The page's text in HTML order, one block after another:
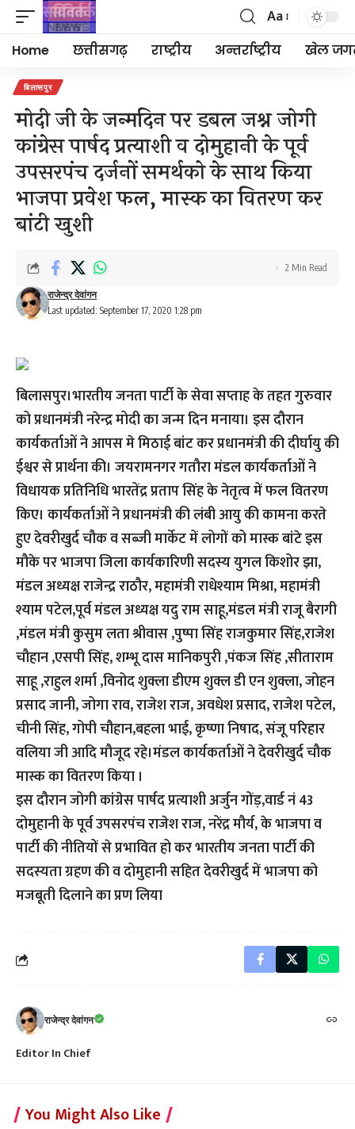
Font
Resizer
Aa
Home छत्तीसगढ़ राष्ट्रीय अन्तर्राष्ट्रीय खेल
बिलासपुर
मोदी जी के जन्मदिन पर डबल जश्न जोगी
कांग्रेस पार्षद प्रत्याशी व दोमुहानी के पूर्व
उपसरपंच दर्जनों समर्थको के साथ किया
भाजपा प्रवेश फल, मास्क का वितरण कर
बांटी खुशी
Last updated: September 17, 2020 1:28 pm
राजेन्द्र देवांगन
2 Min Read
बिलासपुर।भारतीय जनता पार्टी के सेवा सप्ताह के तहत गुरुवार
को प्रधानमंत्री नरेन्द्र मोदी का जन्म दिन मनाया। इस दौरान
कार्यकर्ताओं ने आपस मे मिठाई बांट कर प्रधानमंत्री की दीर्घायु की
ईश्वर से प्रार्थना की। जयरामनगर गतौरा मंडल कार्यकर्ताओं ने
विधायक प्रतिनिधि भारतेंद्र प्रताप सिंह के नेतृत्व में फल वितरण
किए। कार्यकर्ताओं ने प्रधानमंत्री की लंबी आयु की कामना करते
हुए देवरीखुर्द चौक व सब्जी मार्केट में लोगों को मास्क बांटे इस
मौके पर भाजपा जिला कार्यकारिणी सदस्य युगल किशोर झा,
मंडल अध्यक्ष राजेन्द्र राठौर, महामंत्री राधेश्याम मिश्रा, महामंत्री
श्याम पटेल,पूर्व मंडल अध्यक्ष यदु राम साहू,मंडल मंत्री राजू बैरागी
,मंडल मंत्री कुसुम लता श्रीवास ,पुष्पा सिंह राजकुमार सिंह,राजेश
चौहान ,एसपी सिंह, शम्भू दास मानिकपुरी ,पंकज सिंह ,सीताराम
साहू ,राहुल शर्मा ,विनोद शुक्ला डीएम शुक्ल डी एन शुक्ला, जोहन
प्रसाद जानी, जोगा राव, राजेश राज, अवधेश प्रसाद, राजेश पटेल,
चीनी सिंह, गोपी चौहान,बहला भाई, कृष्णा निषाद, संजू परिहार
वलिया जी आदि मौजूद रहे।मंडल कार्यकर्ताओं ने देवरीखुर्द चौक
मास्क का वितरण किया ।
इस दौरान जोगी कांग्रेस पार्षद प्रत्याशी अर्जुन गोंड़,वार्ड नं 43
दोमुहानी के पूर्व उपसरपंच राजेश राज, नरेंद्र मौर्य, के भाजपा व
पार्टी की नीतियों से प्रभावित हो कर भारतीय जनता पार्टी की
सदस्यता ग्रहण की व दोमुहानी सहित देवरीखुर्द में भाजपा को
मजबूती दिलाने का प्रण लिया
राजेन्द्र देवांगन
Editor In Chief
You Might Also Like